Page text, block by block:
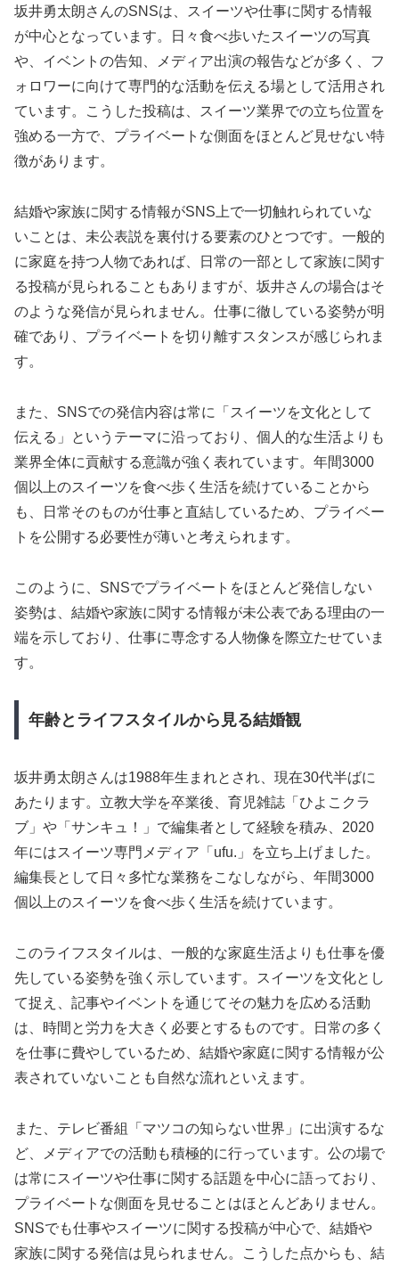
坂井勇太朗さんのSNSは、スイーツや仕事に関する情報
が中心となっています。日々食べ歩いたスイーツの写真
や、イベントの告知、メディア出演の報告などが多く、フ
ォロワーに向けて専門的な活動を伝える場として活用され
ています。こうした投稿は、スイーツ業界での立ち位置を
強める一方で、プライベートな側面をほとんど見せない特
徴があります。
結婚や家族に関する情報がSNS上で一切触れられていな
いことは、未公表説を裏付ける要素のひとつです。一般的
に家庭を持つ人物であれば、日常の一部として家族に関す
る投稿が見られることもありますが、坂井さんの場合はそ
のような発信が見られません。仕事に徹している姿勢が明
確であり、プライベートを切り離すスタンスが感じられま
す。
また、SNSでの発信内容は常に「スイーツを文化として
伝える」というテーマに沿っており、個人的な生活よりも
業界全体に貢献する意識が強く表れています。年間3000
個以上のスイーツを食べ歩く生活を続けていることから
も、日常そのものが仕事と直結しているため、プライベー
トを公開する必要性が薄いと考えられます。
このように、SNSでプライベートをほとんど発信しない
姿勢は、結婚や家族に関する情報が未公表である理由の一
端を示しており、仕事に専念する人物像を際立たせていま
す。
年齢とライフスタイルから見る結婚観
坂井勇太朗さんは1988年生まれとされ、現在30代半ばに
あたります。立教大学を卒業後、育児雑誌「ひよこクラ
ブ」や「サンキュ！」で編集者として経験を積み、2020
年にはスイーツ専門メディア「ufu.」を立ち上げました。
編集長として日々多忙な業務をこなしながら、年間3000
個以上のスイーツを食べ歩く生活を続けています。
このライフスタイルは、一般的な家庭生活よりも仕事を優
先している姿勢を強く示しています。スイーツを文化とし
て捉え、記事やイベントを通じてその魅力を広める活動
は、時間と労力を大きく必要とするものです。日常の多く
を仕事に費やしているため、結婚や家庭に関する情報が公
表されていないことも自然な流れといえます。
また、テレビ番組「マツコの知らない世界」に出演するな
ど、メディアでの活動も積極的に行っています。公の場で
は常にスイーツや仕事に関する話題を中心に語っており、
プライベートな側面を見せることはほとんどありません。
SNSでも仕事やスイーツに関する投稿が中心で、結婚や
家族に関する発信は見られません。こうした点からも、結